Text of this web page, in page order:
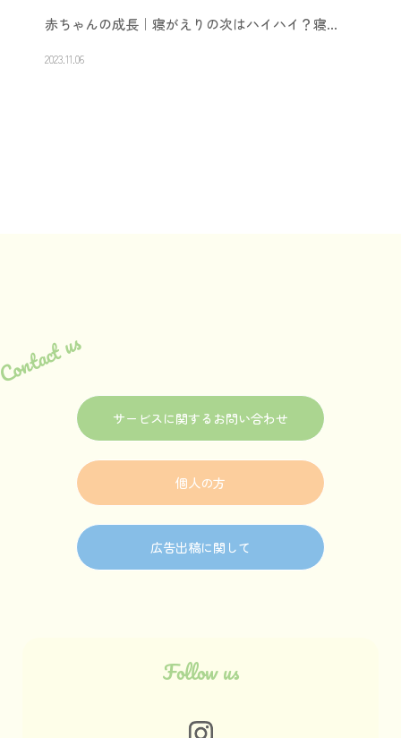
赤ちゃんの成長｜寝がえりの次はハイハイ？寝…
2023.11.06
us
サービスに関するお問い合わせ
個人の方
広告出稿に関して
Follow us